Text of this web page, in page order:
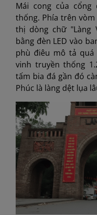
Mái cong của
thống. Phía trên
thị dòng chữ "Làng
bằng đèn LED vào
phù điêu mô tả
vinh truyền thống
tấm bia đá gần đó
Phúc là làng dệt lụa